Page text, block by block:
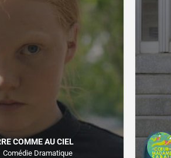
COMME AU CIEL
Comédie Dramatique